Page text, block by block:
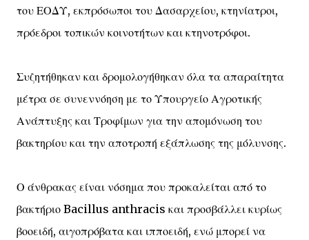
του ΕΟΔΥ, εκπρόσωποι του Δασαρχείου, κτηνίατροι,
πρόεδροι τοπικών κοινοτήτων και κτηνοτρόφοι.
Συζητήθηκαν και δρομολογήθηκαν όλα τα απαραίτητα
μέτρα σε συνεννόηση με το Υπουργείο Αγροτικής
Ανάπτυξης και Τροφίμων για την απομόνωση του
βακτηρίου και την αποτροπή εξάπλωσης της μόλυνσης.
Ο άνθρακας είναι νόσημα που προκαλείται από το
βακτήριο Bacillus anthracis και προσβάλλει κυρίως
βοοειδή, αιγοπρόβατα και ιπποειδή, ενώ μπορεί να